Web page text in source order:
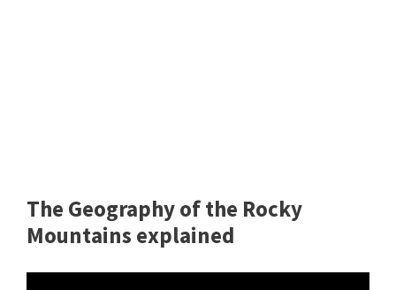
The Geography of the Rocky
Mountains explained